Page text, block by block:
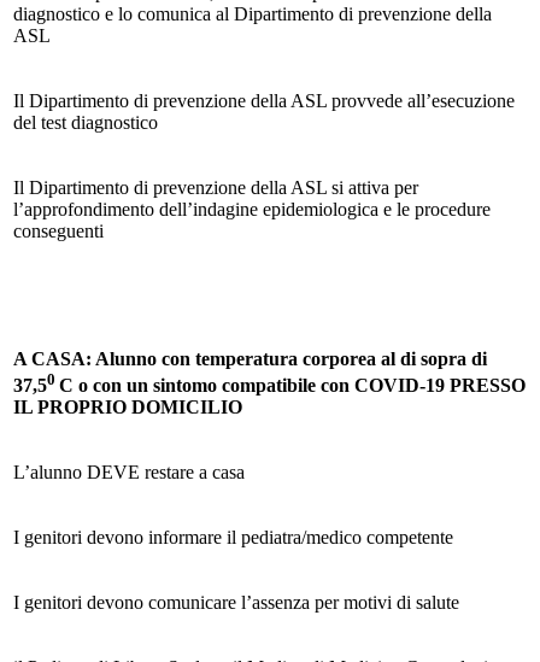
diagnostico e lo comunica al Dipartimento di prevenzione della
ASL
Il Dipartimento di prevenzione della ASL provvede all’esecuzione
del test diagnostico
Il Dipartimento di prevenzione della ASL si attiva per
l’approfondimento dell’indagine epidemiologica e le procedure
conseguenti
A CASA: Alunno con temperatura corporea al di sopra di
37,50 C o con un sintomo compatibile con COVID-19 PRESSO
IL PROPRIO DOMICILIO
L’alunno DEVE restare a casa
I genitori devono informare il pediatra/medico competente
I genitori devono comunicare l’assenza per motivi di salute